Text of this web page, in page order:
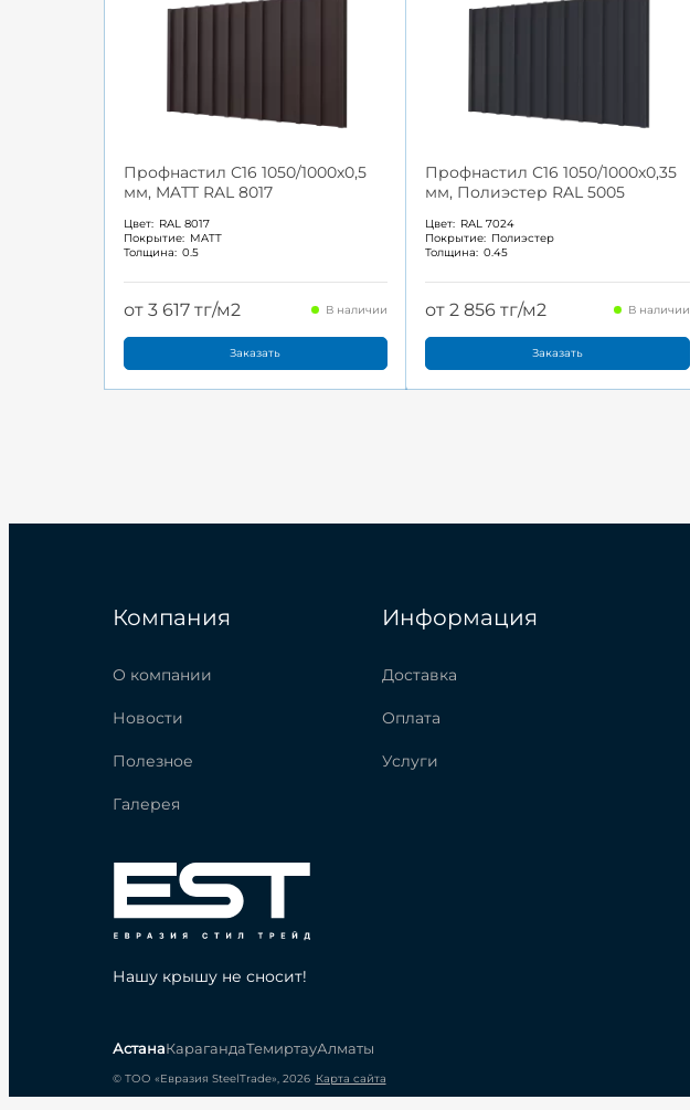
Профнастил С16 1050/1000x0,5
мм, MATT RAL 8017
Цвет: RAL 8017
Покрытие: MATT
Толщина: 0.5
от 3 617 тг/м2 В наличии
Заказать
Профнастил С16 1050/1000x0,35
мм, Полиэстер RAL 5005
Цвет: RAL 7024
Покрытие: Полиэстер
Толщина: 0.45
от 2 856 тг/м2 В наличии
Заказать
Компания
О компании
Новости
Полезное
Галерея
Информация
Доставка
Оплата
Услуги
Нашу крышу не сносит!
АстанаКарагандаТемиртауАлматы
© ТОО «Евразия SteelTrade», 2026 Карта сайта